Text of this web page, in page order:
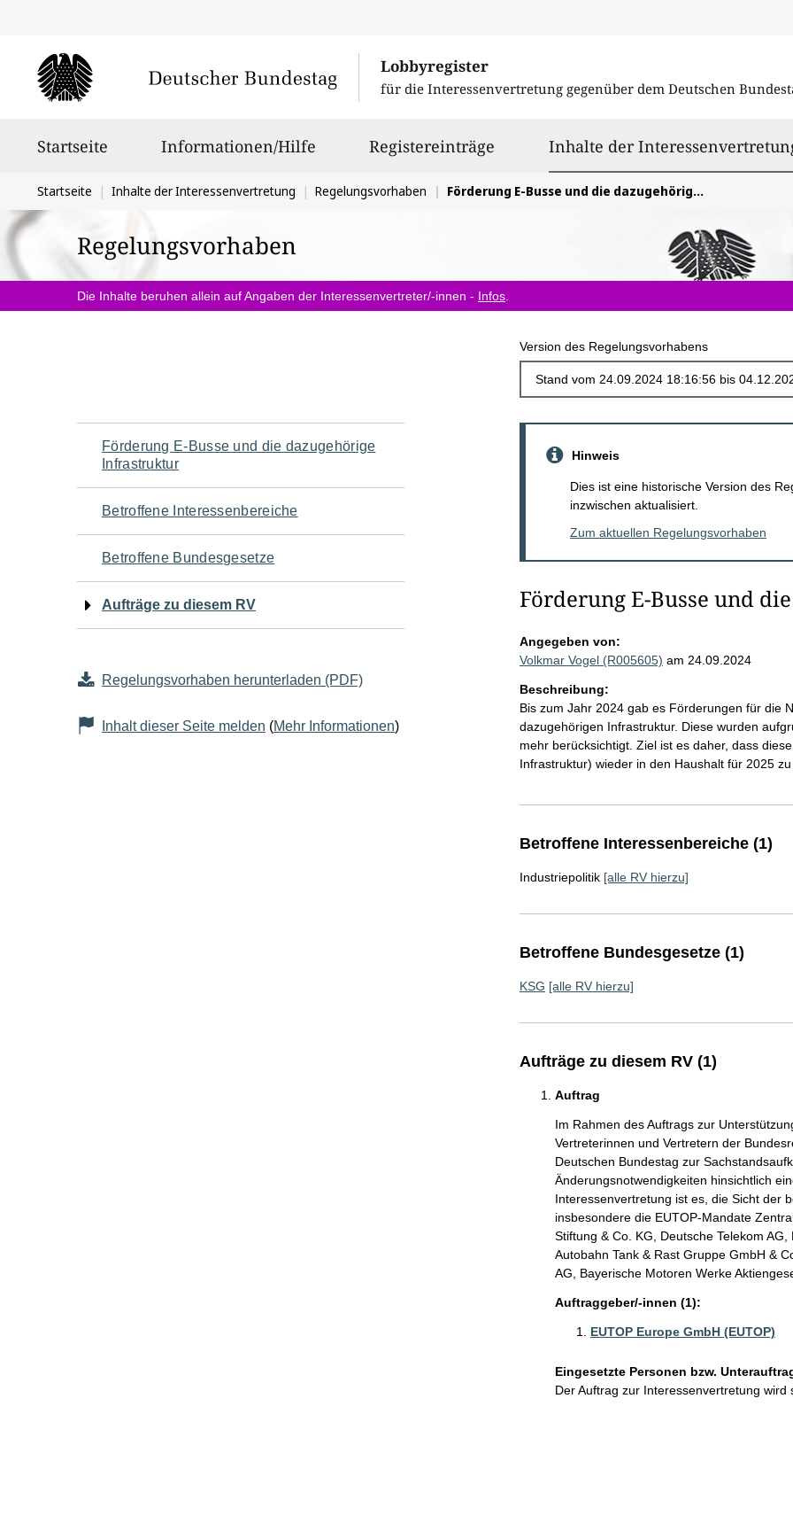
Lobbyregister
für die Interessenvertretung gegenüber dem Deutschen
Startseite Informationen/Hilfe Registereinträge Inhalte der
Sie
befinden
sich
hier:
Startseite Inhalte der Interessenvertretung Regelungsvorhaben Förderung E-Busse und die dazugehörige Infrastruktur
Regelungsvorhaben
Die Inhalte beruhen allein auf Angaben der Interessenvertreter/-innen - Infos
Version des Regelungsvorhabens
Navigation
für
den
Seiteninhalt
Förderung E-Busse und die dazugehörige
Infrastruktur
Betroffene Interessenbereiche
Betroffene Bundesgesetze
Aufträge zu diesem RV
Regelungsvorhaben herunterladen (PDF)
Inhalt dieser Seite melden (Mehr Informationen)
Hinweis
Dies ist eine historische Version des
inzwischen aktualisiert.
Zum aktuellen Regelungsvorhaben
Förderung E-Busse und
Angegeben von:
Volkmar Vogel (R005605) am 24.09.2024
Beschreibung:
Bis zum Jahr 2024 gab es Förderungen für die
dazugehörigen Infrastruktur. Diese wurden
mehr berücksichtigt. Ziel ist es daher, dass
Infrastruktur) wieder in den Haushalt für 2025
Betroffene Interessenbereiche (1)
Industriepolitik [alle RV hierzu]
Betroffene Bundesgesetze (1)
KSG [alle RV hierzu]
Aufträge zu diesem RV (1)
Auftrag
Im Rahmen des Auftrags zur
Vertreterinnen und Vertretern der
Deutschen Bundestag zur
Änderungsnotwendigkeiten hinsichtlich
Interessenvertretung ist es, die Sicht der
insbesondere die EUTOP-Mandate
Stiftung & Co. KG, Deutsche Telekom
Autobahn Tank & Rast Gruppe GmbH &
AG, Bayerische Motoren Werke
Auftraggeber/-innen (1):
EUTOP Europe GmbH (EUTOP)
Eingesetzte Personen bzw.
Der Auftrag zur Interessenvertretung wird